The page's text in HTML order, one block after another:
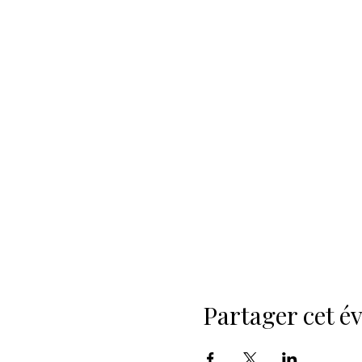
Partager cet